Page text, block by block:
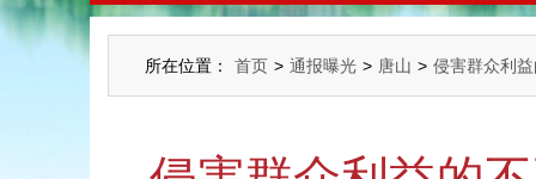
所在位置： 首页 > 通报曝光 > 唐山 > 侵害群众利